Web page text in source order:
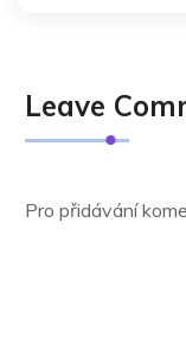
Leave
Pro přidávání